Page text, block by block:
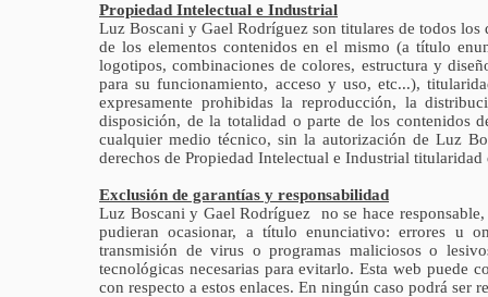
Propiedad Intelectual e Industrial
Luz Boscani y Gael Rodríguez son titulares de todos
de los elementos contenidos en el mismo (a título
logotipos, combinaciones de colores, estructura y
para su funcionamiento, acceso y uso, etc...),
expresamente prohibidas la reproducción, la
disposición, de la totalidad o parte de los contenidos
cualquier medio técnico, sin la autorización de Luz
derechos de Propiedad Intelectual e Industrial
Exclusión de garantías y responsabilidad
Luz Boscani y Gael Rodríguez no se hace
pudieran ocasionar, a título enunciativo: errores u
transmisión de virus o programas maliciosos o
tecnológicas necesarias para evitarlo. Esta web puede
con respecto a estos enlaces. En ningún caso podrá ser